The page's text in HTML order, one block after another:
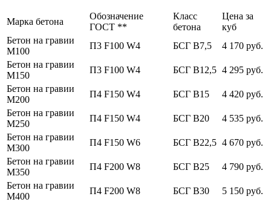
Марка бетона
Обозначение
ГОСТ **
Класс
бетона
Цена за
куб
Бетон на гравии
М100
П3 F100 W4 БСГ В7,5
4 170 руб.
Бетон на гравии
М150
П3 F100 W4 БСГ В12,5 4 295 руб.
Бетон на гравии
М200
П4 F150 W4 БСГ В15
4 420 руб.
Бетон на гравии
М250
П4 F150 W4 БСГ В20
4 535 руб.
Бетон на гравии
М300
П4 F150 W6 БСГ В22,5 4 670 руб.
Бетон на гравии
М350
П4 F200 W8 БСГ В25
4 790 руб.
Бетон на гравии
М400
П4 F200 W8 БСГ В30 5 150 руб.